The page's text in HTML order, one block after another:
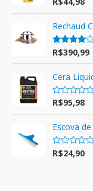
de 5
Rechaud
Avaliação
4.00
de 5
R$390,99
Cera
A
l
i
a
ã
R$95,98
Escova
A
R$24,90